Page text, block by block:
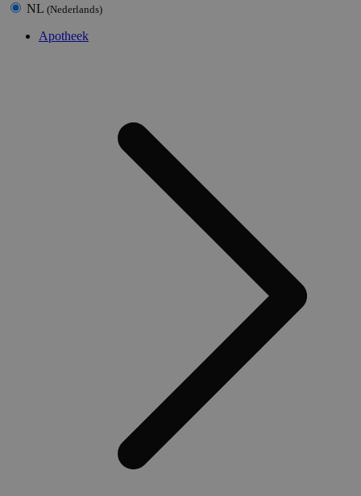
NL (Nederlands)
Apotheek